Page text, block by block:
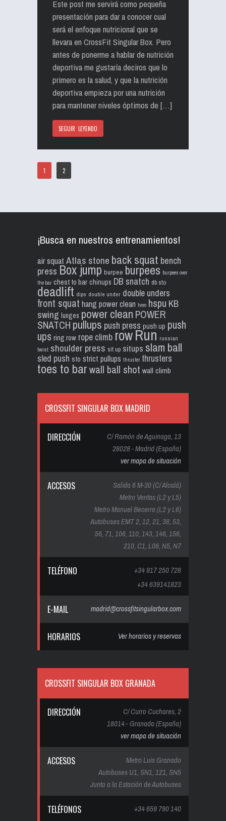
Este post me servirá como pequeña
presentación para dar a conocer cual
será el enfoque nutricional que se
llevara en CrossFit Singular Box. Pero
antes de ponerme a hablar de nutrición
deportiva me gustaría deciros que lo
primero es la salud, y que la nutrición
deportiva empieza por una nutrición
para mantener niveles óptimos de […]
SEGUIR LEYENDO
1 2
¡Busca en nuestros entrenamientos!
air squat Atlas stone back squat bench
press Box jump burpee burpees burpees over
the bar chest to bar chinups DB snatch db sto
deadlift dips double under double unders
front squat hang power clean hero hspu KB
swing lunges power clean POWER
SNATCH pullups push press push up push
ups ring row rope climb rowRun russian
twist shoulder press sit up situps slam ball
sled push sto strict pullups thruster thrusters
toes to barwall ball shot wall climb
CROSSFIT SINGULAR BOX MADRID
DIRECCIÓN
C/ Ramón de Aguinaga, 13
28028 - Madrid (España)
ver mapa de situación
ACCESOS
Salida 6 M-30 (C/ Alcalá)
Metro Ventas (L2 y L5)
Metro Manuel Becerra (L2 y L6)
Autobuses EMT 2, 12, 21, 38, 53,
56, 71, 106, 110, 143, 146, 156,
210, C1, L06, N5, N7
TELÉFONO
+34 917 250 728
+34 639141823
E-MAIL madrid@crossfitsingularbox.com
HORARIOS Ver horarios y reservas
CROSSFIT SINGULAR BOX GRANADA
DIRECCIÓN
C/ Curro Cuchares, 2
18014 - Granada (España)
ver mapa de situación
ACCESOS
Metro Luis Granado
Autobuses U1, SN1, 121, SN5
Junto a la Estación de Autobuses
TELÉFONOS +34 659 790 140